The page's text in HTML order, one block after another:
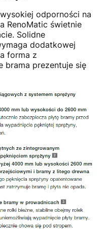
odporności na
RenoMatic świetnie
Solidne
dodatkowej
forma z
brama prezentuje się